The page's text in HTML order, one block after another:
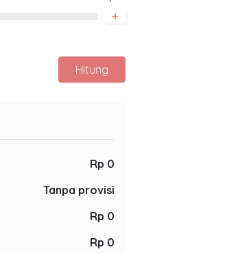
+
Hitung
Rp 0
Tanpa provisi
Rp 0
Rp 0